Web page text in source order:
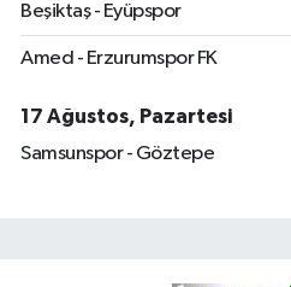
Beşiktaş - Eyüpspor
Amed - Erzurumspor FK
17 Ağustos, Pazartesi
Samsunspor - Göztepe